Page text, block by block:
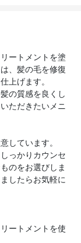
ートメントを塗
、髪の毛を修復
上げます。
の質感を良くし
ただきたいメニ
しています。
っかりカウンセ
のをお選びしま
したらお気軽に
ートメントを使